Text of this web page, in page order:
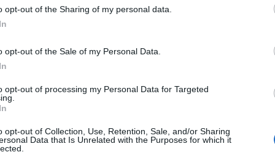
opt-out of the Sharing of my personal data.
opt-out of the Sale of my Personal Data.
opt-out of processing my Personal Data for Targeted
opt-out of Collection, Use, Retention, Sale, and/or Sharing
Data that Is Unrelated with the Purposes for which it
hitelkockázat Törökország számára....
portfolio.hu hírarchívumához tartozik, melynek olvasása
tartalmazza:
elmúlt 2 év napon belüli